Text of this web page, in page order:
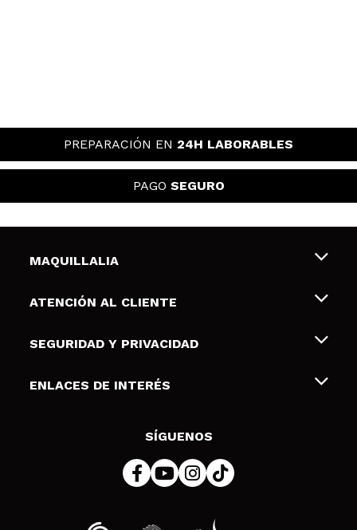
PREPARACIÓN EN 24H LABORABLES
PAGO SEGURO
MAQUILLALIA
Sobre nosotros
Tarjetas de Regalo
ATENCIÓN AL CLIENTE
Envíos y devoluciones
Formas de pago
SEGURIDAD Y PRIVACIDAD
Terminos y condiciones de uso
Política de cookies
ENLACES DE INTERÉS
SÍGUENOS